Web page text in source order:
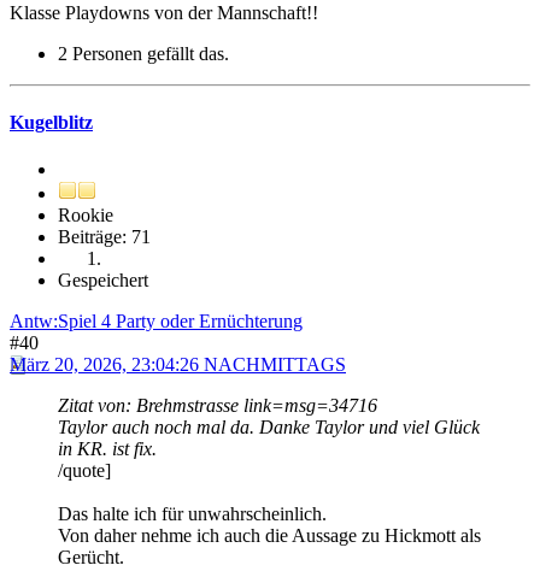
Klasse Playdowns von der Mannschaft!!
2 Personen gefällt das.
Kugelblitz
Rookie
Beiträge: 71
Gespeichert
Antw:Spiel 4 Party oder Ernüchterung
#40
März 20, 2026, 23:04:26 NACHMITTAGS
Zitat von: Brehmstrasse link=msg=34716
Taylor auch noch mal da. Danke Taylor und viel Glück
in KR. ist fix.
/quote]
Das halte ich für unwahrscheinlich.
Von daher nehme ich auch die Aussage zu Hickmott als
Gerücht.